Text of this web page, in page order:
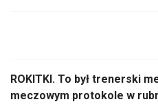
ROKITKI. To był trenerski
meczowym protokole w